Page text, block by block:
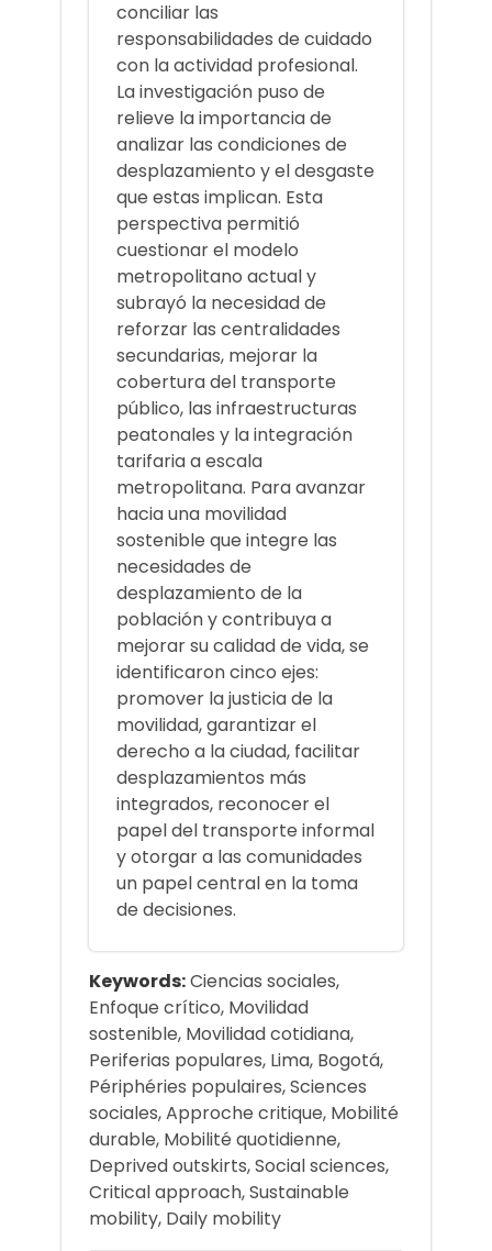
conciliar las
responsabilidades de cuidado
con la actividad profesional.
La investigación puso de
relieve la importancia de
analizar las condiciones de
desplazamiento y el desgaste
que estas implican. Esta
perspectiva permitió
cuestionar el modelo
metropolitano actual y
subrayó la necesidad de
reforzar las centralidades
secundarias, mejorar la
cobertura del transporte
público, las infraestructuras
peatonales y la integración
tarifaria a escala
metropolitana. Para avanzar
hacia una movilidad
sostenible que integre las
necesidades de
desplazamiento de la
población y contribuya a
mejorar su calidad de vida, se
identificaron cinco ejes:
promover la justicia de la
movilidad, garantizar el
derecho a la ciudad, facilitar
desplazamientos más
integrados, reconocer el
papel del transporte informal
y otorgar a las comunidades
un papel central en la toma
de decisiones.
Keywords:Ciencias sociales,
Enfoque crítico, Movilidad
sostenible, Movilidad cotidiana,
Periferias populares, Lima, Bogotá,
Périphéries populaires, Sciences
sociales, Approche critique, Mobilité
durable, Mobilité quotidienne,
Deprived outskirts, Social sciences,
Critical approach, Sustainable
mobility, Daily mobility